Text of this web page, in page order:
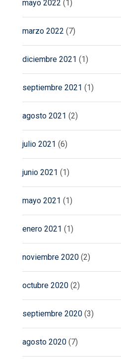
mayo 2022 (1)
marzo 2022 (7)
diciembre 2021 (1)
septiembre 2021 (1)
agosto 2021 (2)
julio 2021 (6)
junio 2021 (1)
mayo 2021 (1)
enero 2021 (1)
noviembre 2020 (2)
octubre 2020 (2)
septiembre 2020 (3)
agosto 2020 (7)